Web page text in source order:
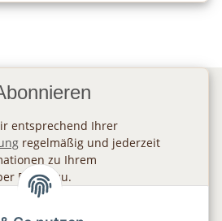
entsprechend Ihrer
regelmäßig und jederzeit
zu Ihrem
E-Mail zu.